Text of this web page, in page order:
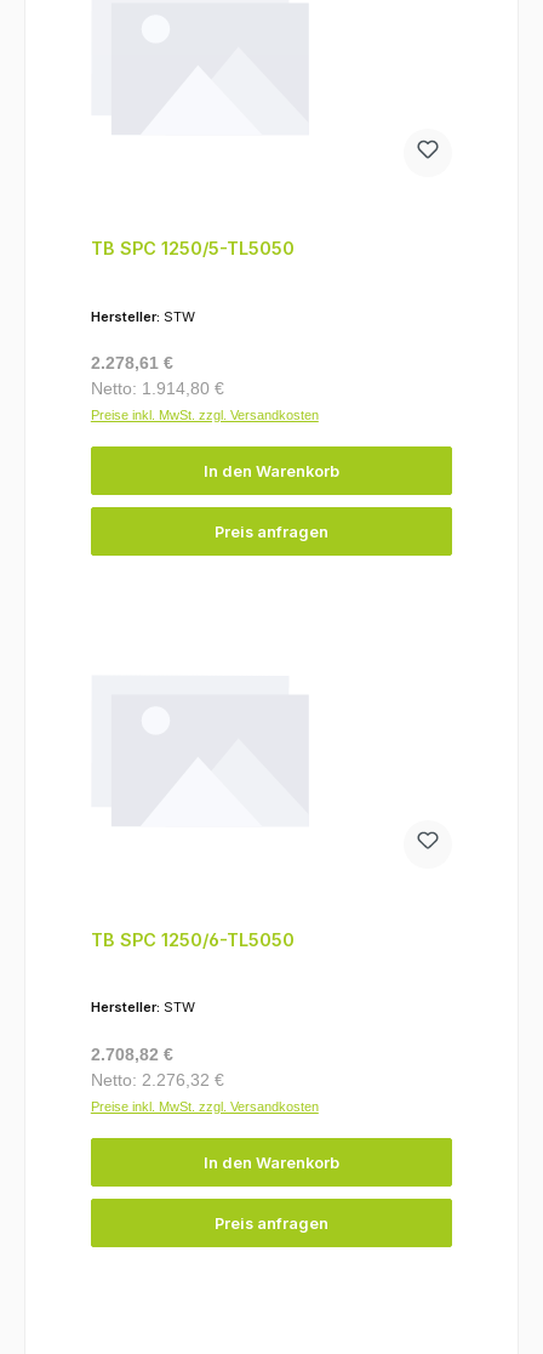
TB SPC 1250/5-TL5050
Hersteller: STW
Regulärer Preis:
2.278,61 €
Netto: 1.914,80 €
Preise inkl. MwSt. zzgl. Versandkosten
In den Warenkorb
Preis anfragen
TB SPC 1250/6-TL5050
Hersteller: STW
Regulärer Preis:
2.708,82 €
Netto: 2.276,32 €
Preise inkl. MwSt. zzgl. Versandkosten
In den Warenkorb
Preis anfragen